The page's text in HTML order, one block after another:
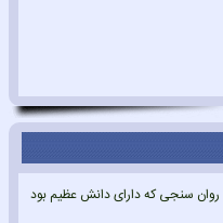
روان سنجی که دارای دانش عظیم بود